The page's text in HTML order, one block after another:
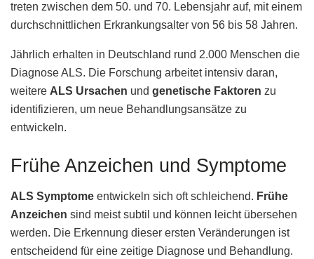
treten zwischen dem 50. und 70. Lebensjahr auf, mit einem
durchschnittlichen Erkrankungsalter von 56 bis 58 Jahren.
Jährlich erhalten in Deutschland rund 2.000 Menschen die
Diagnose ALS. Die Forschung arbeitet intensiv daran,
weitere ALS Ursachen und genetische Faktoren zu
identifizieren, um neue Behandlungsansätze zu
entwickeln.
Frühe Anzeichen und Symptome
ALS Symptome entwickeln sich oft schleichend. Frühe
Anzeichen sind meist subtil und können leicht übersehen
werden. Die Erkennung dieser ersten Veränderungen ist
entscheidend für eine zeitige Diagnose und Behandlung.